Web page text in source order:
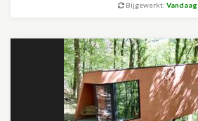
Bijgewerkt: Vandaag